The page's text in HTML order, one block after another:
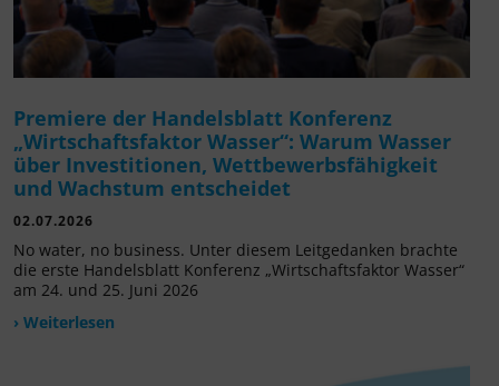
Premiere der Handelsblatt Konferenz
„Wirtschaftsfaktor Wasser“: Warum Wasser
über Investitionen, Wettbewerbsfähigkeit
und Wachstum entscheidet
02.07.2026
No water, no business. Unter diesem Leitgedanken brachte
die erste Handelsblatt Konferenz „Wirtschaftsfaktor Wasser“
am 24. und 25. Juni 2026
› Weiterlesen